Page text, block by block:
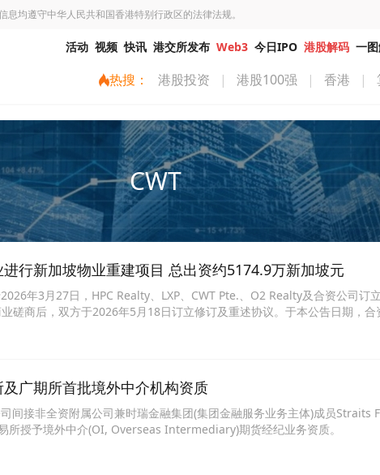
均遵守中华人民共和国香港特别行政区的法律法规。
活动 视频 快讯 港交所发布 Web3 今日IPO 港股解码 一
热搜： 港股投资 | 港股100强 | 香港 |
CWT
行新加坡物业重建项目 总出资约5174.9万新加坡元
年3月27日，HPC Realty、LXP、CWT Pte.、O2 Realty及合资公司订
磋商后，双方于2026年5月18日订立修订及重述协议。于本公告日期，合
坡Tuas，总土地面积约10.88万平方米。独立估值将其市值定为约新加坡
广期所首批境外中介机构资质
间接非全资附属公司兼时瑞金融集团(集团金融服务业务主体)成员
所授予境外中介(OI, Overseas Intermediary)期货经纪业务资质。